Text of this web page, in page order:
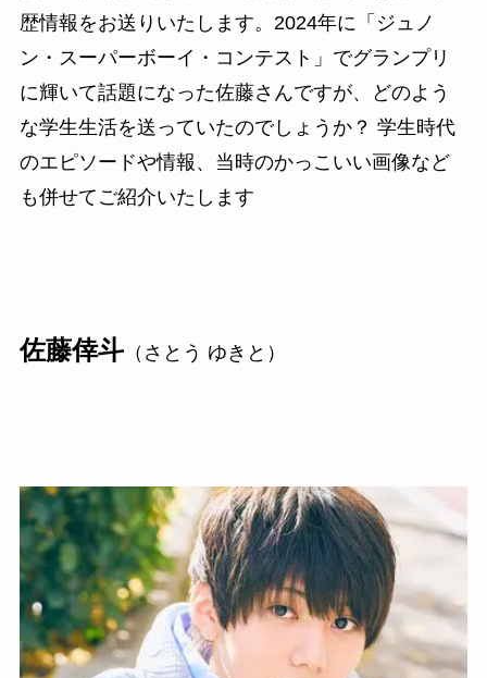
歴情報をお送りいたします。2024年に「ジュノ
ン・スーパーボーイ・コンテスト」でグランプリ
に輝いて話題になった佐藤さんですが、どのよう
な学生生活を送っていたのでしょうか？ 学生時代
のエピソードや情報、当時のかっこいい画像など
も併せてご紹介いたします
佐藤倖斗（さとう ゆきと）